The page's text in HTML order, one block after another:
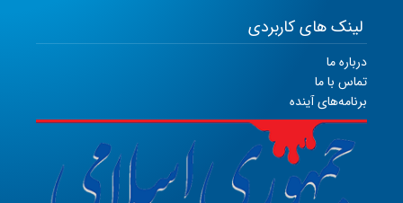
لینک های کاربردی
درباره ما
تماس با ما
برنامه‌های آینده